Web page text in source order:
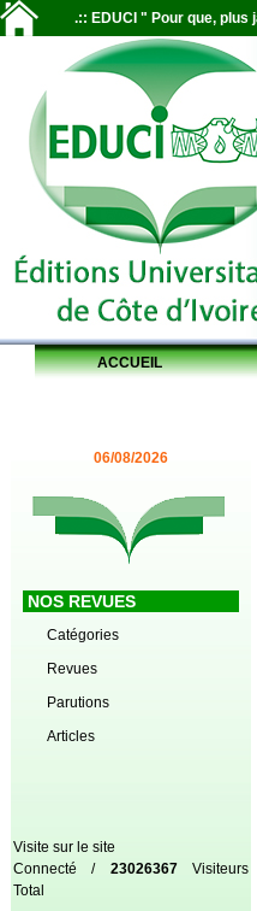
.:: EDUCI " Pour que,
ACCUEIL
06/08/2026
NOS REVUES
Catégories
Revues
Parutions
Articles
Visite sur le site
Connecté / 23026367Visiteurs
Total